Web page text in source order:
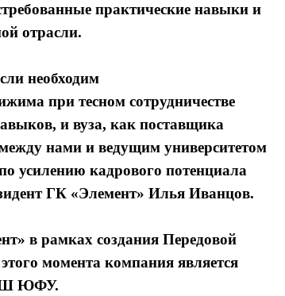
практические навыки и
отрасли.
необходим
при тесном сотрудничестве
и вуза, как поставщика
нами и ведущим университетом
усилению кадрового потенциала
ГК «Элемент» Илья Иванцов.
в рамках создания Передовой
момента компания является
ЮФУ.